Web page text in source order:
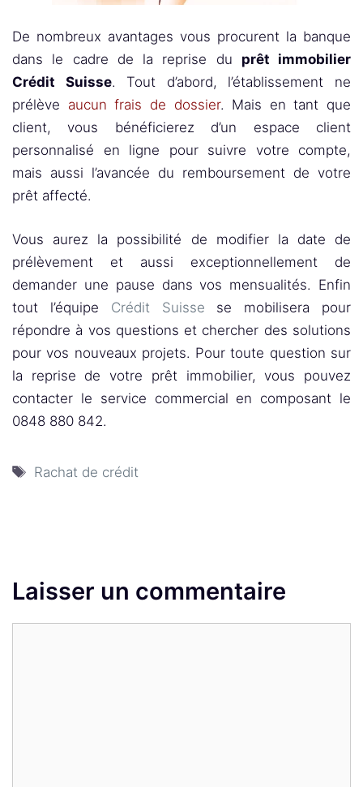
De nombreux avantages vous procurent la banque
dans le cadre de la reprise du prêt immobilier
Crédit Suisse. Tout d’abord, l’établissement ne
prélève aucun frais de dossier. Mais en tant que
client, vous bénéficierez d’un espace client
personnalisé en ligne pour suivre votre compte,
mais aussi l’avancée du remboursement de votre
prêt affecté.
Vous aurez la possibilité de modifier la date de
prélèvement et aussi exceptionnellement de
demander une pause dans vos mensualités. Enfin
tout l’équipe Crédit Suisse se mobilisera pour
répondre à vos questions et chercher des solutions
pour vos nouveaux projets. Pour toute question sur
la reprise de votre prêt immobilier, vous pouvez
contacter le service commercial en composant le
0848 880 842.
Étiquettes
Rachat de crédit
Laisser un commentaire